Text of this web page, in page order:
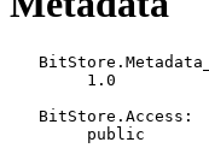
   BitStore.Access: